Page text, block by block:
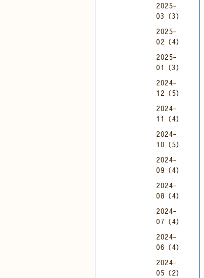
2025-
03（3）
2025-
02（4）
2025-
01（3）
2024-
12（5）
2024-
11（4）
2024-
10（5）
2024-
09（4）
2024-
08（4）
2024-
07（4）
2024-
06（4）
2024-
05（2）